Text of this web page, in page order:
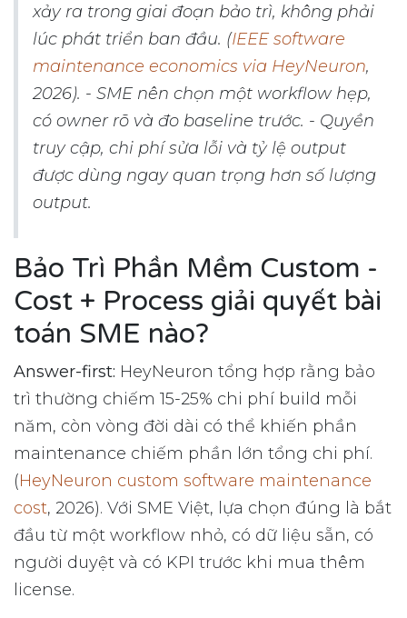
xảy ra trong giai đoạn bảo trì, không phải
lúc phát triển ban đầu. (IEEE software
maintenance economics via HeyNeuron,
2026). - SME nên chọn một workflow hẹp,
có owner rõ và đo baseline trước. - Quyền
truy cập, chi phí sửa lỗi và tỷ lệ output
được dùng ngay quan trọng hơn số lượng
output.
Bảo Trì Phần Mềm Custom -
Cost + Process giải quyết bài
toán SME nào?
Answer-first: HeyNeuron tổng hợp rằng bảo
trì thường chiếm 15-25% chi phí build mỗi
năm, còn vòng đời dài có thể khiến phần
maintenance chiếm phần lớn tổng chi phí.
(HeyNeuron custom software maintenance
cost, 2026). Với SME Việt, lựa chọn đúng là bắt
đầu từ một workflow nhỏ, có dữ liệu sẵn, có
người duyệt và có KPI trước khi mua thêm
license.